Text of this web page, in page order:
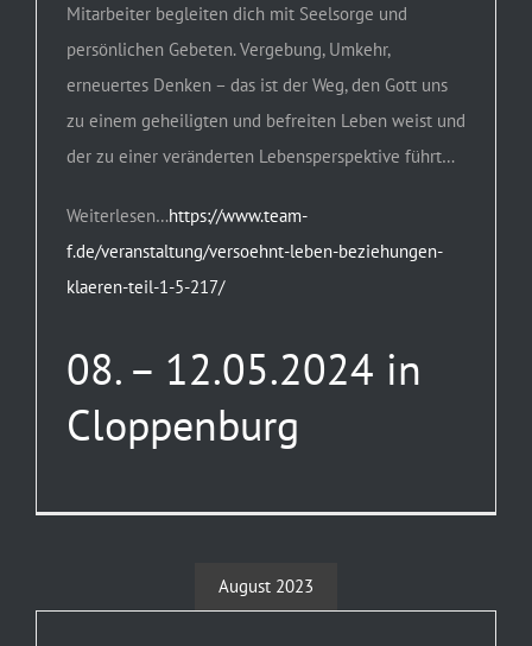
Mitarbeiter begleiten dich mit Seelsorge und
persönlichen Gebeten. Vergebung, Umkehr,
erneuertes Denken – das ist der Weg, den Gott uns
zu einem geheiligten und befreiten Leben weist und
der zu einer veränderten Lebensperspektive führt…
Weiterlesen…https://www.team-
f.de/veranstaltung/versoehnt-leben-beziehungen-
klaeren-teil-1-5-217/
08. – 12.05.2024 in
Cloppenburg
August 2023